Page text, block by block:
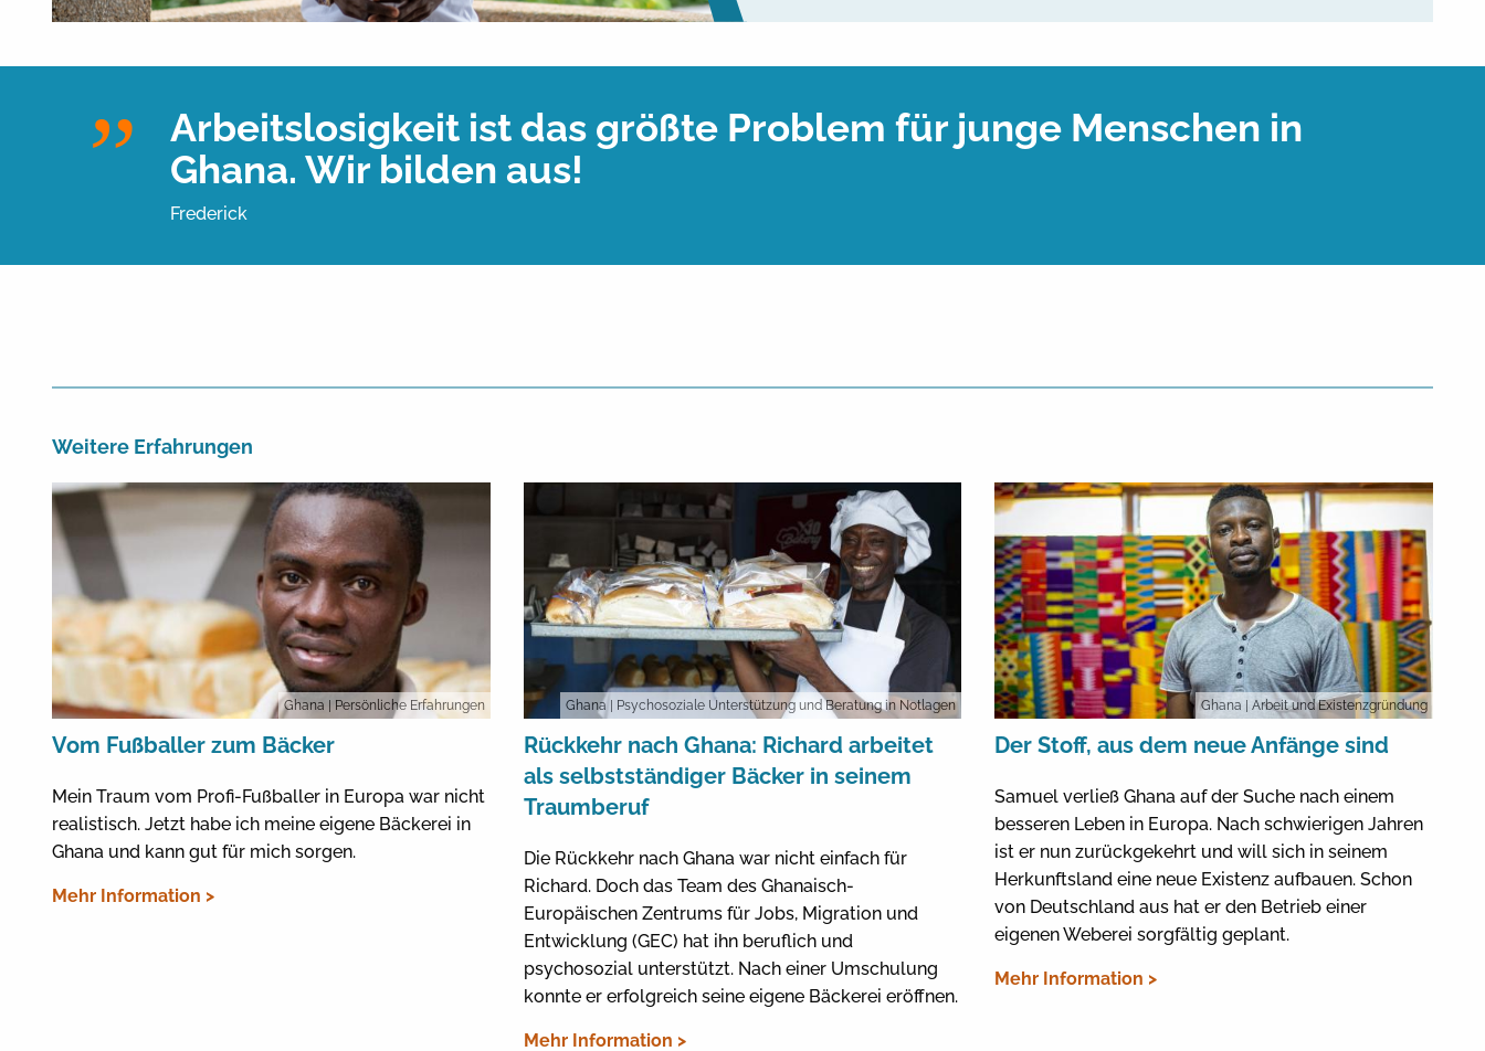
Arbeitslosigkeit ist das größte Problem für junge Menschen in
Ghana. Wir bilden aus!
Frederick
Weitere Erfahrungen
Ghana | Persönliche Erfahrungen
Vom Fußballer zum Bäcker
Mein Traum vom Profi-Fußballer in Europa war nicht
realistisch. Jetzt habe ich meine eigene Bäckerei in
Ghana und kann gut für mich sorgen.
Mehr Information >
Ghana | Psychosoziale Unterstützung und Beratung in Notlagen
Rückkehr nach Ghana: Richard arbeitet
als selbstständiger Bäcker in seinem
Traumberuf
Die Rückkehr nach Ghana war nicht einfach für
Richard. Doch das Team des Ghanaisch-
Europäischen Zentrums für Jobs, Migration und
Entwicklung (GEC) hat ihn beruflich und
psychosozial unterstützt. Nach einer Umschulung
konnte er erfolgreich seine eigene Bäckerei eröffnen.
Mehr Information >
Ghana | Arbeit und Existenzgründung
Der Stoff, aus dem neue Anfänge sind
Samuel verließ Ghana auf der Suche nach einem
besseren Leben in Europa. Nach schwierigen Jahren
ist er nun zurückgekehrt und will sich in seinem
Herkunftsland eine neue Existenz aufbauen. Schon
von Deutschland aus hat er den Betrieb einer
eigenen Weberei sorgfältig geplant.
Mehr Information >